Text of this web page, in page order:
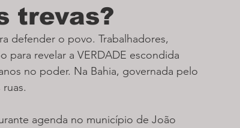
trevas?
defender o povo. Trabalhadores,
revelar a VERDADE escondida
no poder. Na Bahia, governada pelo
agenda no município de João